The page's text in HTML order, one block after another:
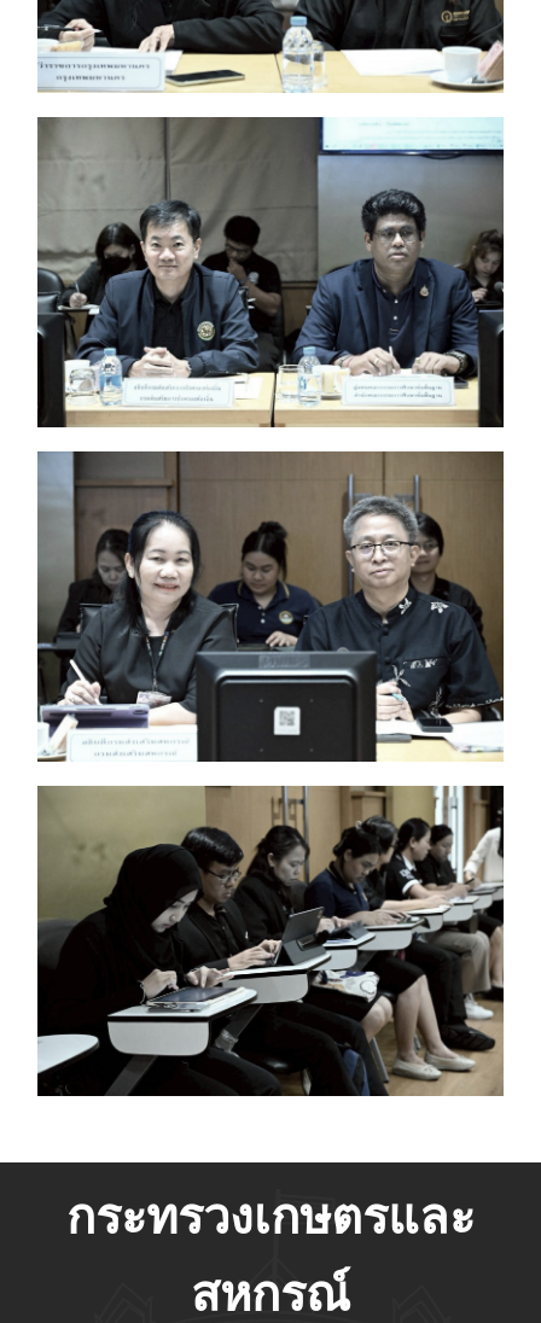
กระทรวงเกษตรและ
สหกรณ์